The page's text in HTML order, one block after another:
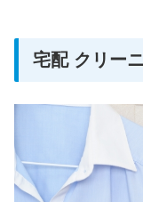
宅配 クリー